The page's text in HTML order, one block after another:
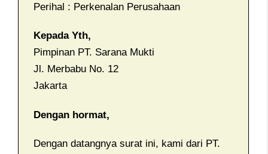
Perihal : Perkenalan Perusahaan
Kepada Yth,
Pimpinan PT. Sarana Mukti
Jl. Merbabu No. 12
Jakarta
Dengan hormat,
Dengan datangnya surat ini, kami dari PT.